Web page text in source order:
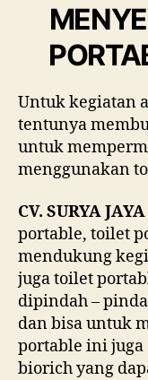
Untuk kegiatan
tentunya
untuk
menggunakan
CV. SURYA
portable, toilet
mendukung
juga toilet
dipindah –
dan bisa untuk
portable ini
biorich yang